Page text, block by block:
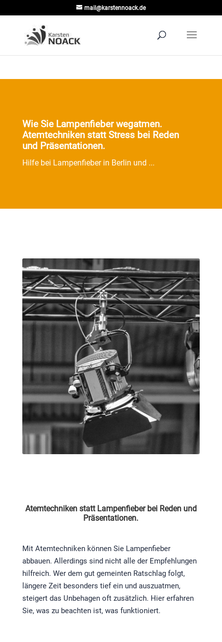
mail@karstennoack.de
Wie Sie Lampenfieber wegatmen.
Atemtechniken statt Stress bei Reden
und Präsentationen.
Hilfe bei Lampenfieber in Berlin und ...
Atemtechniken statt Lampenfieber bei Reden und
Präsentationen.
Mit Atemtechniken können Sie Lampenfieber
abbauen. Allerdings sind nicht alle der Empfehlungen
hilfreich. Wer dem gut gemeinten Ratschlag folgt,
längere Zeit besonders tief ein und auszuatmen,
steigert das Unbehagen oft zusätzlich. Hier erfahren
Sie, was zu beachten ist, was funktioniert.